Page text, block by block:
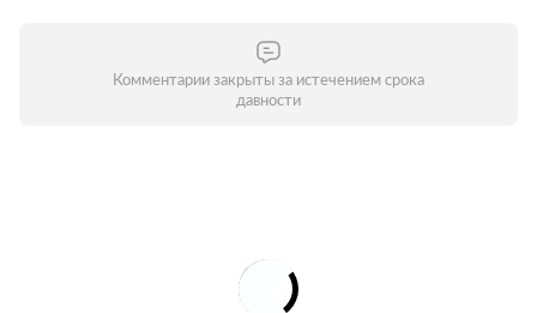
Комментарии закрыты за истечением срока
давности